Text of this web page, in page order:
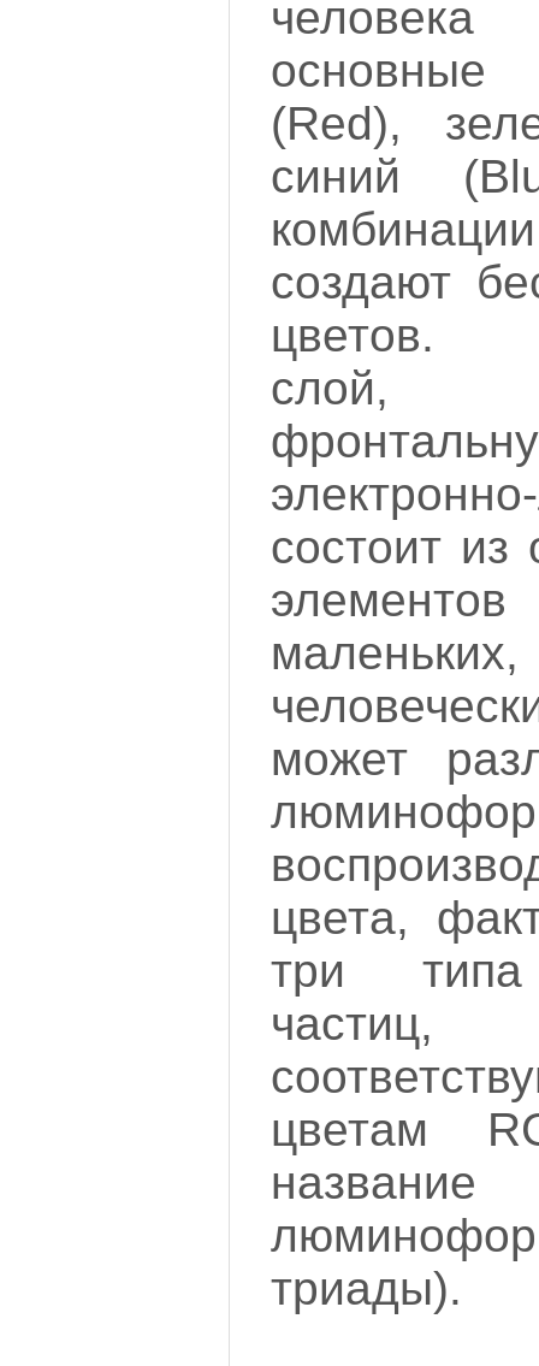
основные
(Red),
синий
создают
цветов.
слой,
состоит из
может
цвета,
три типа
цветам
триады).